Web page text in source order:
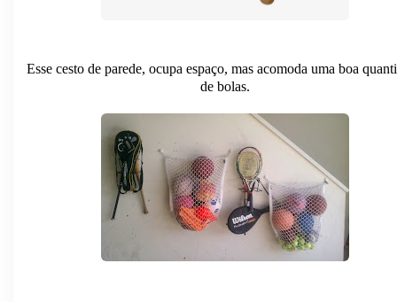
Esse cesto de parede, ocupa espaço, mas acomoda uma boa
de bolas.